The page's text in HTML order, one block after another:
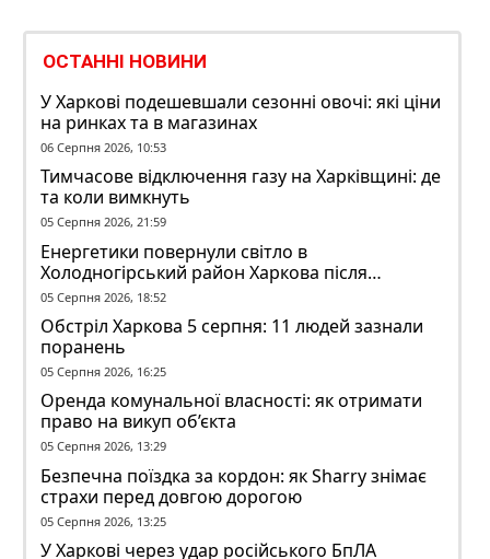
ОСТАННІ НОВИНИ
У Харкові подешевшали сезонні овочі: які ціни
на ринках та в магазинах
06 Серпня 2026, 10:53
Тимчасове відключення газу на Харківщині: де
та коли вимкнуть
05 Серпня 2026, 21:59
Енергетики повернули світло в
Холодногірський район Харкова після
ворожого обстрілу
05 Серпня 2026, 18:52
Обстріл Харкова 5 серпня: 11 людей зазнали
поранень
05 Серпня 2026, 16:25
Оренда комунальної власності: як отримати
право на викуп об’єкта
05 Серпня 2026, 13:29
Безпечна поїздка за кордон: як Sharry знімає
страхи перед довгою дорогою
05 Серпня 2026, 13:25
У Харкові через удар російського БпЛА